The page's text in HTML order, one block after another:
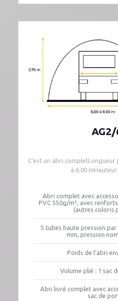
C’est un abri completLongueur
à 6.00 mHauteur
Abri complet avec
PVC 550g/m², avec
(autres coloris
5 tubes haute pression
mm, pression
Poids de l’abri
Volume plié : 1 sac
Abri livré complet avec
sac de